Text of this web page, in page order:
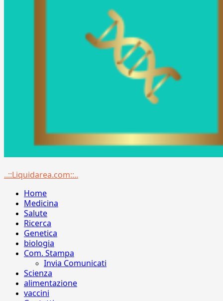
Menu
..::Liquidarea.com::..
Home
Medicina
Salute
Ricerca
Genetica
biologia
Com. Stampa
Invia Comunicati
Scienza
alimentazione
vaccini